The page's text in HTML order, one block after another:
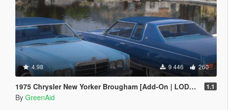
4.98 9 446 260
1975 Chrysler New Yorker Brougham [Add-On | LODs | VehfuncsV] 1.1
By GreenAid